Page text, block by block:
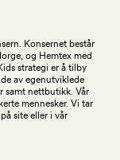
Konsernet består
og Hemtex med
strategi er å tilby
av egenutviklede
samt nettbutikk. Vår
mennesker. Vi tar
site eller i vår